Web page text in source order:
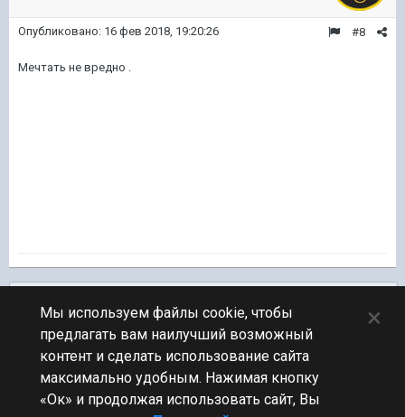
#8
Опубликовано: 16 фев 2018, 19:20:26
Мечтать не вредно .
ПЕРЕЙТИ К СПИСКУ ТЕМ
Обсуждение Мира Кораблей
Мы используем файлы cookie, чтобы
предлагать вам наилучший возможный
контент и сделать использование сайта
максимально удобным. Нажимая кнопку
«Ок» и продолжая использовать сайт, Вы
×